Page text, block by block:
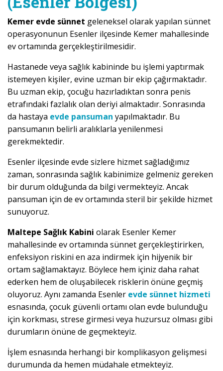
Kemer evde sünnet geleneksel olarak yapılan sünnet
operasyonunun Esenler ilçesinde Kemer mahallesinde
ev ortamında gerçekleştirilmesidir.
Hastanede veya sağlık kabininde bu işlemi yaptırmak
istemeyen kişiler, evine uzman bir ekip çağırmaktadır.
Bu uzman ekip, çocuğu hazırladıktan sonra penis
etrafındaki fazlalık olan deriyi almaktadır. Sonrasında
da hastaya evde pansuman yapılmaktadır. Bu
pansumanın belirli aralıklarla yenilenmesi
gerekmektedir.
Esenler ilçesinde evde sizlere hizmet sağladığımız
zaman, sonrasında sağlık kabinimize gelmeniz gereken
bir durum olduğunda da bilgi vermekteyiz. Ancak
pansuman için de ev ortamında steril bir şekilde hizmet
sunuyoruz.
Maltepe Sağlık Kabini olarak Esenler Kemer
mahallesinde ev ortamında sünnet gerçekleştirirken,
enfeksiyon riskini en aza indirmek için hijyenik bir
ortam sağlamaktayız. Böylece hem içiniz daha rahat
ederken hem de oluşabilecek risklerin önüne geçmiş
oluyoruz. Aynı zamanda Esenler evde sünnet hizmeti
esnasında, çocuk güvenli ortamı olan evde bulunduğu
için korkması, strese girmesi veya huzursuz olması gibi
durumların önüne de geçmekteyiz.
İşlem esnasında herhangi bir komplikasyon gelişmesi
durumunda da hemen müdahale etmekteyiz.